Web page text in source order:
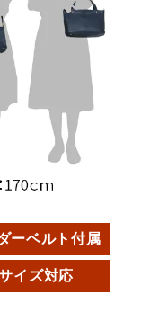
ーベルト付属
イズ対応